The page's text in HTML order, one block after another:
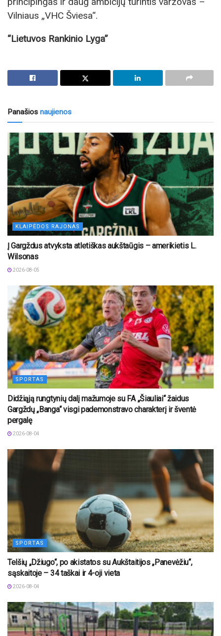
Vilniaus „VHC Šviesa“.
“Lietuvos Rankinio Lyga”
Panašios naujienos
KLAIPĖDOS RAJONAS
Į Gargždus atvyksta atletiškas aukštaūgis – amerikietis L.
Wilsonas
2026-08-05
SPORTAS
Didžiąją rungtynių dalį mažumoje su FA „Šiauliai“ žaidus
Gargždų „Banga“ visgi pademonstravo charakterį ir šventė
pergalę
2026-08-04
SPORTAS
Telšių „Džiugo“, po akistatos su Aukštaitijos „Panevėžiu“,
sąskaitoje – 34 taškai ir 4-oji vieta
2026-08-04